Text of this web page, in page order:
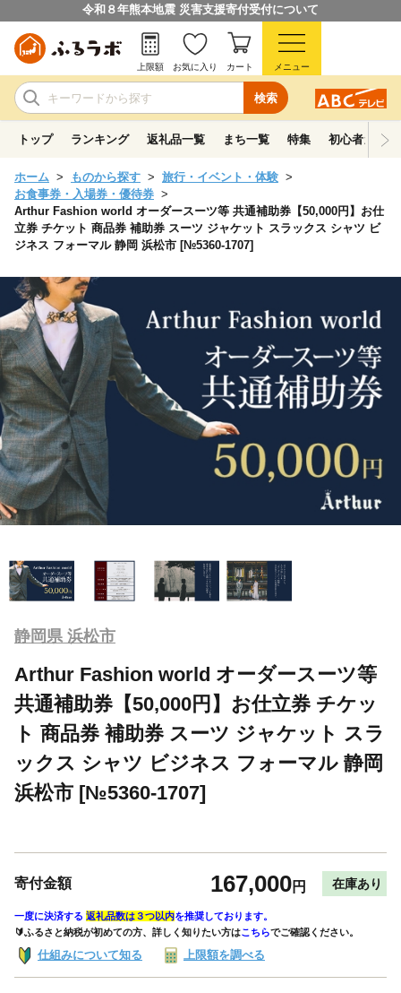
令和８年熊本地震 災害支援寄付受付について
検索
上限額 お気に入り カート メニュー
トップ ランキング 返礼品一覧 まち一覧 特集 初心者ガイド
ホーム ものから探す
旅行・イベント・体験
お食事券・入場券・優待券
Arthur Fashion world オーダースーツ等 共通補助券【50,000円】お仕
立券 チケット 商品券 補助券 スーツ ジャケット スラックス シャツ ビ
ジネス フォーマル 静岡 浜松市 [№5360-1707]
静岡県 浜松市
Arthur Fashion world オーダースーツ等
共通補助券【50,000円】お仕立券 チケッ
ト 商品券 補助券 スーツ ジャケット スラ
ックス シャツ ビジネス フォーマル 静岡
浜松市 [№5360-1707]
寄付金額 167,000円 在庫あり
一度に決済する 返礼品数は３つ以内を推奨しております。
🔰ふるさと納税が初めての方、詳しく知りたい方はこちらでご確認ください。
仕組みについて知る 上限額を調べる